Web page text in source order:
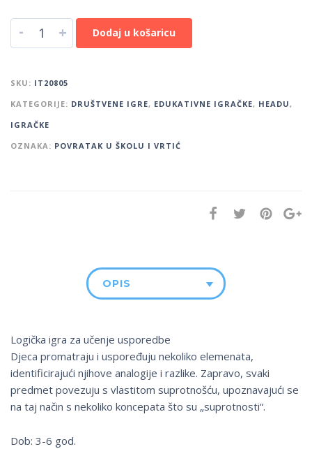
- + Dodaj u košaricu
SKU: IT20805
KATEGORIJE: DRUŠTVENE IGRE, EDUKATIVNE IGRAČKE, HEADU,
IGRAČKE
OZNAKA: POVRATAK U ŠKOLU I VRTIĆ
OPIS
Logička igra za učenje usporedbe
Djeca promatraju i uspoređuju nekoliko elemenata,
identificirajući njihove analogije i razlike. Zapravo, svaki
predmet povezuju s vlastitom suprotnošću, upoznavajući se
na taj način s nekoliko koncepata što su „suprotnosti“.
Dob: 3-6 god.